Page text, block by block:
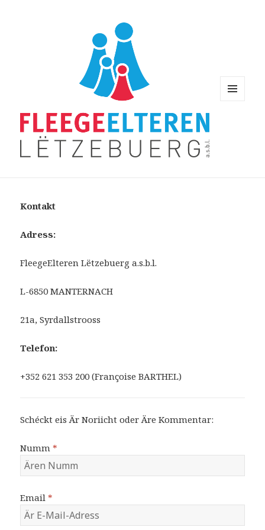
Kontakt
Adress:
FleegeElteren Lëtzebuerg a.s.b.l.
L-6850 MANTERNACH
21a, Syrdallstrooss
Telefon:
+352 621 353 200 (Françoise BARTHEL)
Schéckt eis Är Noriicht oder Äre Kommentar:
Numm *
Email *